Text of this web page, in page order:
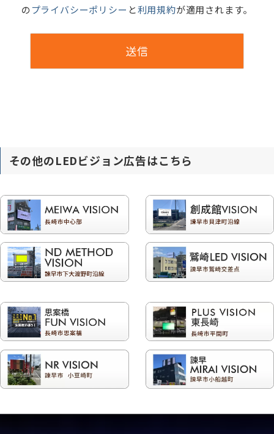
のプライバシーポリシー と利用規約が適用されます。
その他のLEDビジョン広告はこちら